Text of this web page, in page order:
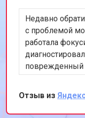
Недавно
с проблемой
работала
поврежденный
скоростью и
этот сервис
Отзыв из